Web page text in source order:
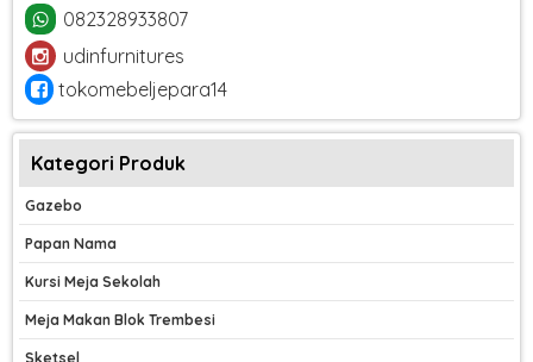
082328933807
udinfurnitures
tokomebeljepara14
Kategori Produk
Gazebo
Papan Nama
Kursi Meja Sekolah
Meja Makan Blok Trembesi
Sketsel